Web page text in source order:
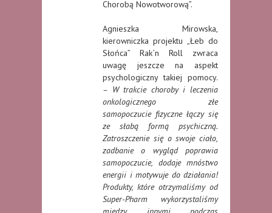
Chorobą Nowotworową”.
Agnieszka Mirowska,
kierowniczka projektu „Łeb do
Słońca” Rak`n Roll zwraca
uwagę jeszcze na aspekt
psychologiczny takiej pomocy.
– W trakcie choroby i leczenia
onkologicznego złe
samopoczucie fizyczne łączy się
ze słabą formą psychiczną.
Zatroszczenie się o swoje ciało,
zadbanie o wygląd poprawia
samopoczucie, dodaje mnóstwo
energii i motywuje do działania!
Produkty, które otrzymaliśmy od
Super-Pharm wykorzystaliśmy